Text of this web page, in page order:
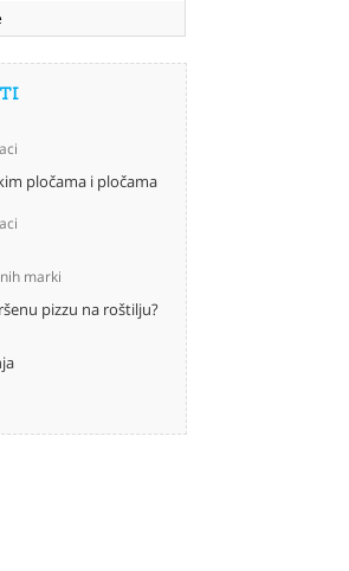
pločama i pločama
marki
pizzu na roštilju?